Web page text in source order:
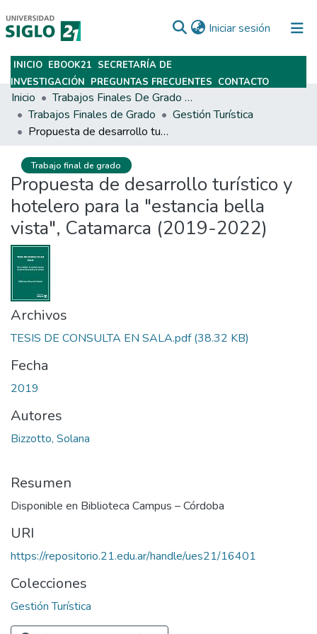
Iniciar sesión (current)
Subir
INICIO EBOOK21 SECRETARÍA DE
INVESTIGACIÓN PREGUNTAS FRECUENTES CONTACTO
Inicio
Trabajos Finales De Grado Y Posgrado
Trabajos Finales de Grado
Gestión Turística
Propuesta de desarrollo turístico y hotelero para la "estancia bella vista", Catamarca (2019-2022)
Trabajo final de grado
Propuesta de desarrollo turístico y
hotelero para la "estancia bella
vista", Catamarca (2019-2022)
Archivos
TESIS DE CONSULTA EN SALA.pdf(38.32 KB)
Fecha
2019
Autores
Bizzotto, Solana
Resumen
Disponible en Biblioteca Campus – Córdoba
URI
https://repositorio.21.edu.ar/handle/ues21/16401
Colecciones
Gestión Turística